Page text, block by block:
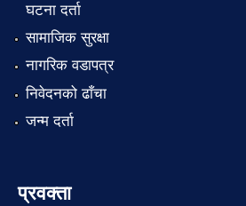
घटना दर्ता
सामाजिक सुरक्षा
नागरिक वडापत्र
निवेदनको ढाँचा
जन्म दर्ता
प्रवक्ता